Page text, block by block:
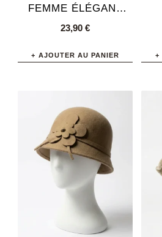
du
produit
FEMME ÉLÉGANT
23,90 €
AJOUTER AU PANIER